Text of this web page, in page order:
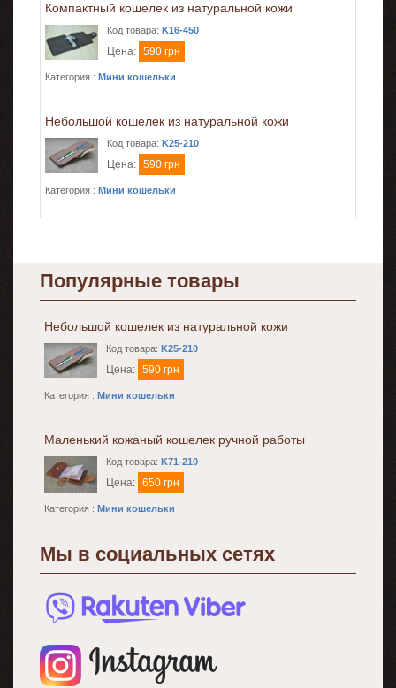
Компактный кошелек из натуральной кожи
Код товара: K16-450
Цена: 590 грн
Категория : Мини кошельки
Небольшой кошелек из натуральной кожи
Код товара: K25-210
Цена: 590 грн
Категория : Мини кошельки
Популярные товары
Небольшой кошелек из натуральной кожи
Код товара: K25-210
Цена: 590 грн
Категория : Мини кошельки
Маленький кожаный кошелек ручной работы
Код товара: K71-210
Цена: 650 грн
Категория : Мини кошельки
Мы в социальных сетях